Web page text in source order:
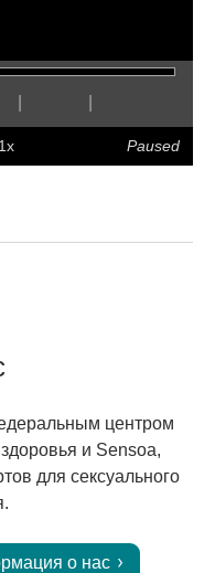
Hide
captions
FasterSlower
full
screen
Paused
центром
и Sensoa,
для сексуального
о нас